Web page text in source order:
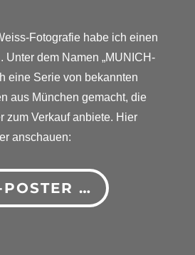
Fotografie habe ich einen
Unter dem Namen „MUNICH-
eine Serie von bekannten
aus München gemacht, die
zum Verkauf anbiete. Hier
anschauen:
…